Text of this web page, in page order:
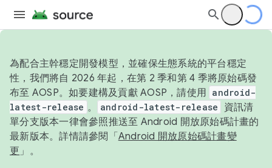
為配合主幹穩定開發模型，並確保生態系統的平台穩定
性，我們將自 2026 年起，在第 2 季和第 4 季將原始碼發
布至 AOSP。如要建構及貢獻 AOSP，請使用 android-
latest-release 。 android-latest-release
資訊清
單分支版本一律會參照推送至 Android 開放原始碼計畫的
最新版本。詳情請參閱「 Android 開放原始碼計畫變
更 」。